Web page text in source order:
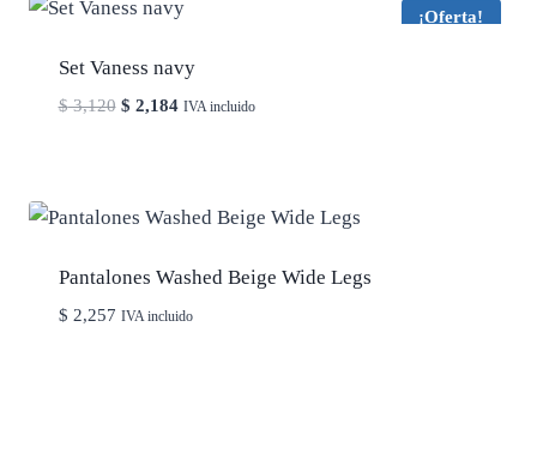
¡Oferta!
Set Vaness navy
$3,120 El
$ 3,120.
$ 2,184El
$ 2,184.
IVA incluido
Pantalones Washed Beige Wide Legs
$ 2,257 IVA incluido